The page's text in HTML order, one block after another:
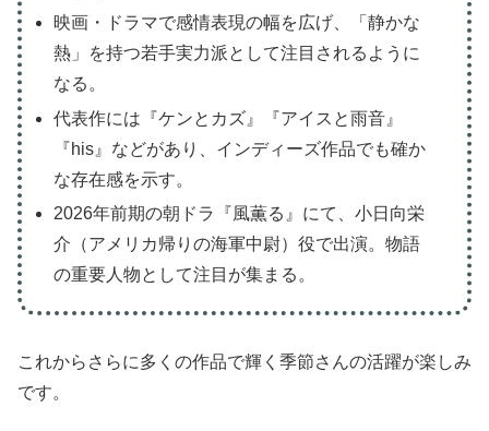
映画・ドラマで感情表現の幅を広げ、「静かな
熱」を持つ若手実力派として注目されるように
なる。
代表作には『ケンとカズ』『アイスと雨音』
『his』などがあり、インディーズ作品でも確か
な存在感を示す。
2026年前期の朝ドラ『風薫る』にて、小日向栄
介（アメリカ帰りの海軍中尉）役で出演。物語
の重要人物として注目が集まる。
これからさらに多くの作品で輝く季節さんの活躍が楽しみ
です。